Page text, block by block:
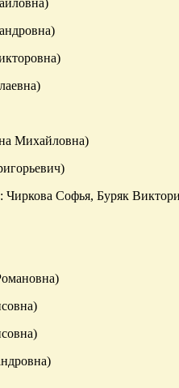
Михайловна)
Софья, Буряк